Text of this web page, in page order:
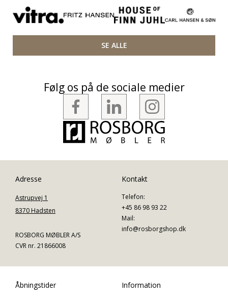
SE ALLE
Følg os på de sociale medier
Adresse
Astrupvej 1
8370 Hadsten
ROSBORG MØBLER A/S
CVR nr. 21866008
Kontakt
Telefon:
+45 86 98 93 22
Mail:
info@rosborgshop.dk
Åbningstider Information